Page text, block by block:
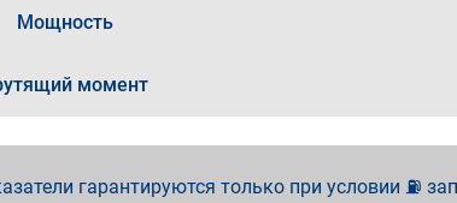
Мощность
момент
гарантируются только при условии ⛽